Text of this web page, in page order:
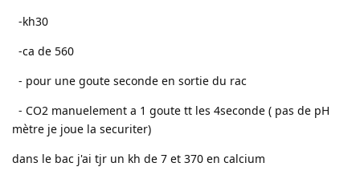
-kh30
-ca de 560
- pour une goute seconde en sortie du rac
- CO2 manuelement a 1 goute tt les 4seconde ( pas de pH
mètre je joue la securiter)
dans le bac j'ai tjr un kh de 7 et 370 en calcium